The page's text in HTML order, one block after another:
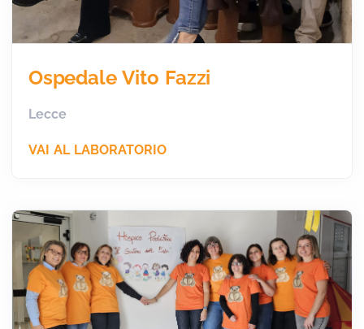
Ospedale Vito Fazzi
Lecce
VAI AL LABORATORIO